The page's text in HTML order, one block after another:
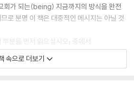
가 되는(being) 지금까지의 방식을 완전
로 분명 이 책은 대중적인 메시지는 아닐 것
분을 먼저 읽으십시오」 중에서
뗄 수 없는 관계에 있다. 이 관계가 교회의
이 교회론(ecclesiology)을 결정짓는다.
속으로 더보기